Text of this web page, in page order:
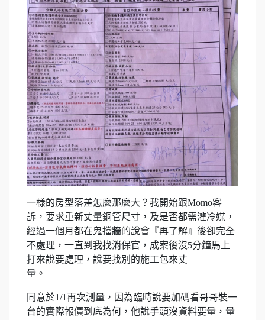
一樣的房型落差怎麼那麼大？我開始跟Momo客
訴，要求重新丈量銅管尺寸，及是否都需灌冷媒，
經過一個月都在鬼擋牆的說會『再了解』後卻完全
不處理，一直到我找消保官，成案後沒5分鐘馬上
打來說要處理，說要找別的施工包來丈
量。
同意於1/1再次測量，因為臨時說要加碼看哥哥裝一
台的實際報價到底為何，他說手頭沒資料要量，量